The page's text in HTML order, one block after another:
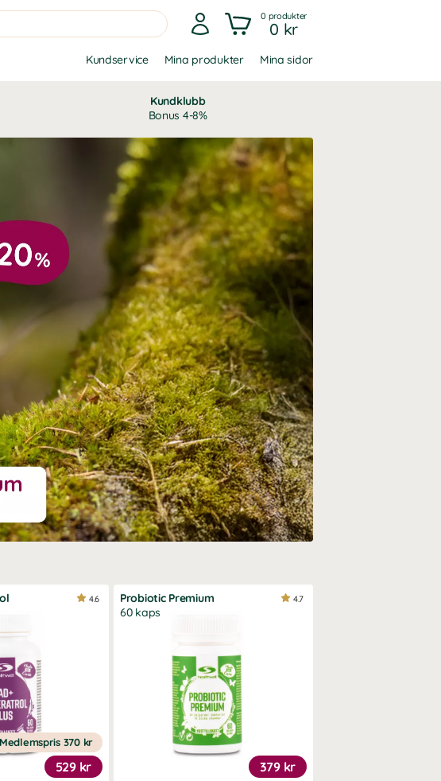
0 produkter
0 kr
Kundservice Mina produkter Mina sidor
Kundklubb
Bonus 4-8%
Medlemspris 370 kr
529 kr
4.6
Probiotic Premium
60 kaps
379 kr
4.7